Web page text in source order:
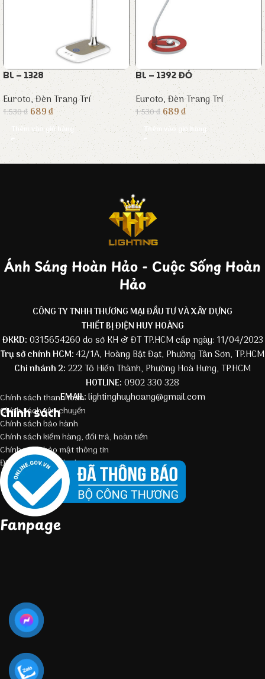
BL – 1328
Euroto,Đèn Trang Trí
1.530₫ 689₫
Thêm vào giỏ hàng
BL – 1392 ĐỎ
Euroto,Đèn Trang Trí
1.530₫ 689₫
Thêm vào giỏ hàng
Ánh Sáng Hoàn Hảo - Cuộc Sống Hoàn
Hảo
CÔNG TY TNHH THƯƠNG MẠI ĐẦU TƯ VÀ XÂY DỰNG
THIẾT BỊ ĐIỆN HUY HOÀNG
ĐKKD: 0315654260 do sở KH & ĐT TP.HCM cấp ngày: 11/04/2023
Trụ sở chính HCM:42/1A, Hoàng Bật Đạt, Phường Tân Sơn, TP.HCM
Chi nhánh 2: 222 Tô Hiến Thành, Phường Hoà Hưng, TP.HCM
HOTLINE: 0902 330 328
EMAIL:lightinghuyhoang@gmail.com
Chính sách
Chính sách thanh toán
Chính sách vận chuyển
Chính sách bảo hành
Chính sách kiểm hàng, đổi trả, hoàn tiền
Chính sách bảo mật thông tin
Điều kiện giao dịch chung
Fanpage